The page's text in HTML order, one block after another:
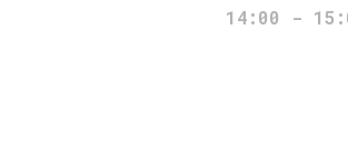
14:00 -